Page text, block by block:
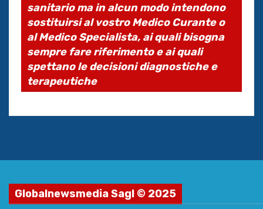
sanitario ma in alcun modo intendono
sostituirsi al vostro Medico Curante o
al Medico Specialista, ai quali bisogna
sempre fare riferimento e ai quali
spettano le decisioni diagnostiche e
terapeutiche
Globalnewsmedia Sagl © 2025